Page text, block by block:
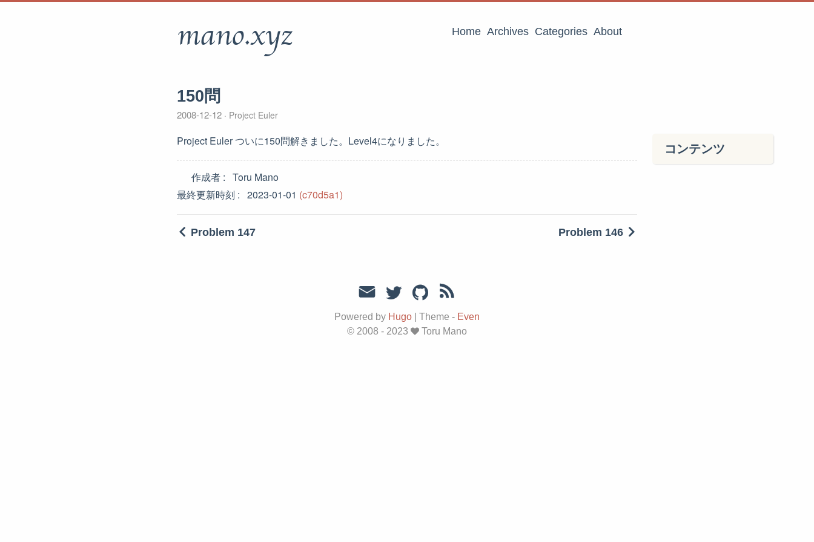
mano.xyz Home Archives Categories About
150問
2008-12-12 Project Euler
コンテンツ
Project Euler ついに150問解きました。Level4になりました。
作成者
Toru Mano
最終更新時刻
2023-01-01 (c70d5a1)
Problem 147 Problem 146
Powered by Hugo Theme - Even
© 2008 - 2023
Toru Mano